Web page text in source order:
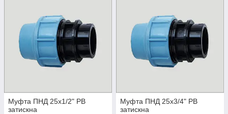
Муфта ПНД 25х1/2" РВ
затискна
Муфта ПНД 25х3/4" РВ
затискна